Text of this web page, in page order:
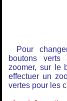
Pour
boutons
zoomer, sur le
effectuer un
vertes pour les